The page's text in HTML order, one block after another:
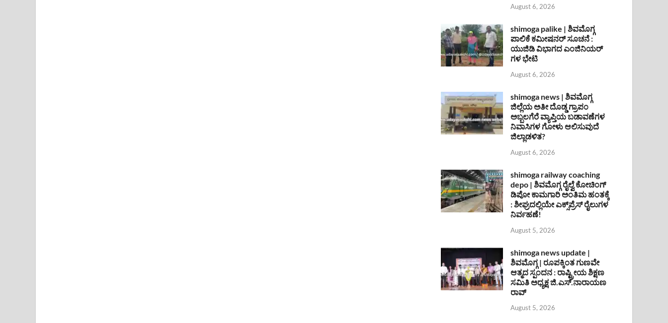
August 6, 2026
shimoga palike | ಶಿವಮೊಗ್ಗ
ಪಾಲಿಕೆ ಕಮೀಷನರ್ ಸೂಚನೆ :
ಯುಜಿಡಿ ವಿಭಾಗದ ಎಂಜಿನಿಯರ್
ಗಳ ಭೇಟಿ
August 6, 2026
shimoga news | ಶಿವಮೊಗ್ಗ
ಜಿಲ್ಲೆಯ ಅತೀ ದೊಡ್ಡ ಗ್ರಾಪಂ
ಅಬ್ಬಲಗೆರೆ ವ್ಯಾಪ್ತಿಯ ಬಡಾವಣೆಗಳ
ನಿವಾಸಿಗಳ ಗೋಳು ಆಲಿಸುವುದೆ
ಜಿಲ್ಲಾಡಳಿತ?
August 6, 2026
shimoga railway coaching
depo | ಶಿವಮೊಗ್ಗ ರೈಲ್ವೆ ಕೋಚಿಂಗ್
ಡಿಪೋ ಕಾಮಗಾರಿ ಅಂತಿಮ ಹಂತಕ್ಕೆ
: ಶೀಘ್ರದಲ್ಲಿಯೇ ಎಕ್ಸ್‌ಪ್ರೆಸ್ ರೈಲುಗಳ
ನಿರ್ವಹಣೆ!
August 5, 2026
shimoga news update |
ಶಿವಮೊಗ್ಗ | ರೂಪಕ್ಕಿಂತ ಗುಣವೇ
ಆತ್ಮದ ಸ್ಪಂದನ : ರಾಷ್ಟ್ರೀಯ ಶಿಕ್ಷಣ
ಸಮಿತಿ ಅಧ್ಯಕ್ಷ ಜಿ.ಎಸ್.ನಾರಾಯಣ
ರಾವ್
August 5, 2026